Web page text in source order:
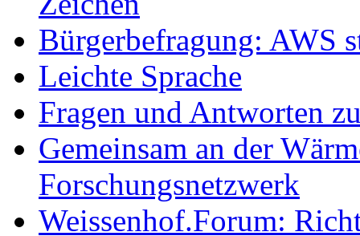
Bürgerbefragung: AWS
Leichte Sprache
Fragen und Antworten
Gemeinsam an der
Forschungsnetzwerk
Weissenhof.Forum: